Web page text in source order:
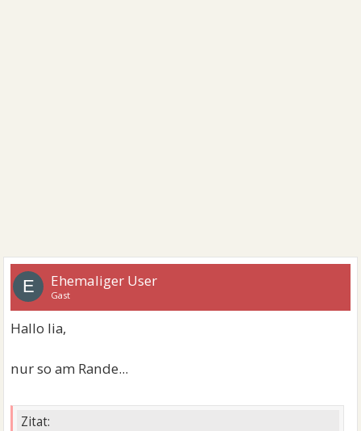
E Ehemaliger User
Gast
Hallo lia,
nur so am Rande...
Zitat: